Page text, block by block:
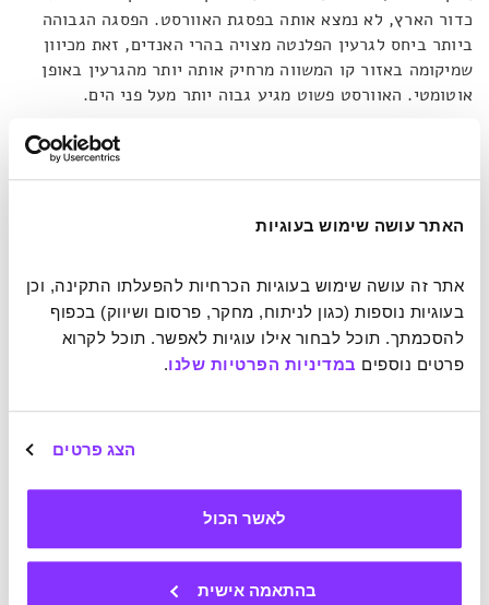
האתר עושה שימוש בעוגיות
פרטים נוספים במדיניות הפרטיות שלנו.
הצג פרטים
לאשר הכול
בהתאמה אישית
כדור הארץ, לא נמצא אותה בפסגת האוורסט. הפסגה הגבוהה
ביותר ביחס לגרעין הפלנטה מצויה בהרי האנדים, זאת מכיוון
שמיקומה באזור קו המשווה מרחיק אותה יותר מהגרעין באופן
אוטומטי. האוורסט פשוט מגיע גבוה יותר מעל פני הים.
על אף שהיא מוכחת מדעית, טבעי שעובדה זו לא תיתפס על
ידינו בצורה אינטואיטיבית. למעשה, לאורך ההיסטוריה נאבקו
רק במאות השנים האחרונות, בעקבות פריצות דרך של
את מבנה הכוכבים לאשורו. הכותב המדעי פיליפ בול (אכן, שם
משפחתו הוא Ball) מסביר כי בימי יוון העתיקה האמינו שהיקום
בנוי בסימטריה מושלמת, והאסטרונומים של אז הניחו כי
הכוכבים נראים כמו כדורי ביליארד – עיגולים תלת ממדיים
התצפית אל החלל, החלה להתקבל תמונה אחרת של היקום, ובה
"אני חושב שאנו יכולים להסכים כי אסטרונומיה לא סיפקה כדור